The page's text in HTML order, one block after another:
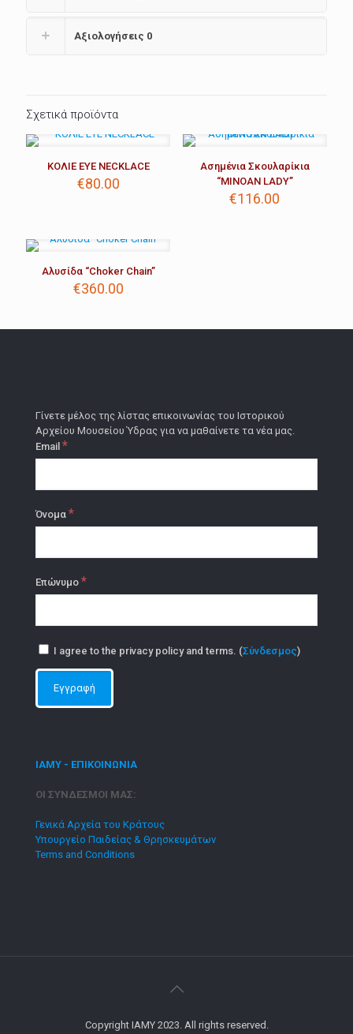
Αξιολογήσεις 0
Σχετικά προϊόντα
ΚΟΛΙΕ EYE NECKLACE
€80.00
Ασημένια Σκουλαρίκια
“MINOAN LADY”
€116.00
Αλυσίδα “Choker Chain”
€360.00
Γίνετε μέλος της λίστας επικοινωνίας του Ιστορικού
Αρχείου Μουσείου Ύδρας για να μαθαίνετε τα νέα μας.
Email *
Όνομα *
Επώνυμο *
I agree to the privacy policy and terms. (Σύνδεσμος)
ΙΑΜΥ - ΕΠΙΚΟΙΝΩΝΙΑ
ΟΙ ΣΥΝΔΕΣΜΟΙ ΜΑΣ:
Γενικά Αρχεία του Κράτους
Υπουργείο Παιδείας & Θρησκευμάτων
Terms and Conditions
Copyright IAMY 2023. All rights reserved.